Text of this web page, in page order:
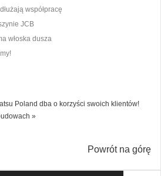
współpracę
JCB
włoska dusza
Poland dba o korzyści swoich klientów!
»
Powrót na górę